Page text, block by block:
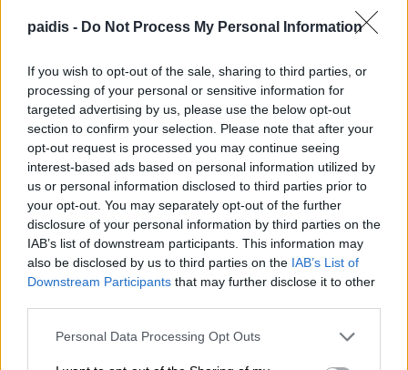
paidis - Do Not Process My Personal Information
If you wish to opt-out of the sale, sharing to third parties, or
processing of your personal or sensitive information for
targeted advertising by us, please use the below opt-out
section to confirm your selection. Please note that after your
opt-out request is processed you may continue seeing
interest-based ads based on personal information utilized by
us or personal information disclosed to third parties prior to
your opt-out. You may separately opt-out of the further
disclosure of your personal information by third parties on the
IAB’s list of downstream participants. This information may
also be disclosed by us to third parties on the IAB’s List of
Downstream Participants that may further disclose it to other
Personal Data Processing Opt Outs